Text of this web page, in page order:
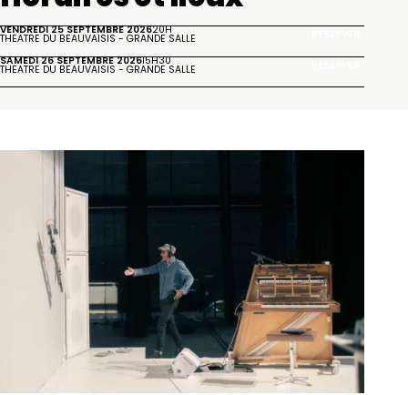
VENDREDI 25 SEPTEMBRE 202620H
THÉÂTRE DU BEAUVAISIS - GRANDE SALLE
SAMEDI 26 SEPTEMBRE 202615H30
THÉÂTRE DU BEAUVAISIS - GRANDE SALLE
Autour de l'événement